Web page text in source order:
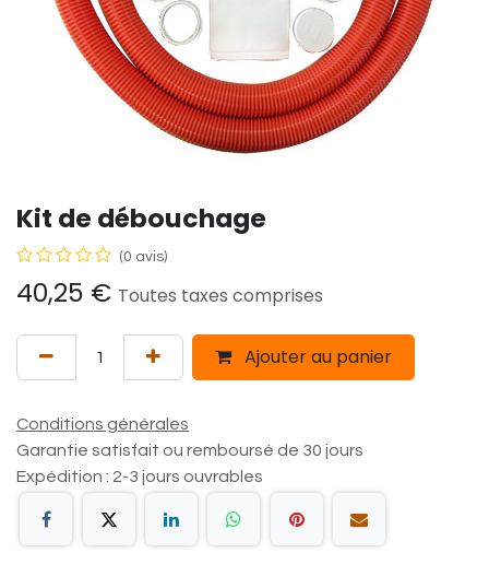
Kit de débouchage
(0 avis)
40,25 € Toutes taxes comprises
Ajouter au panier
Conditions générales
Garantie satisfait ou remboursé de 30 jours
Expédition : 2-3 jours ouvrables